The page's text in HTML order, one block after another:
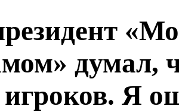
думал,
Я